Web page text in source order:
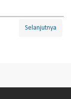
Selanjutnya